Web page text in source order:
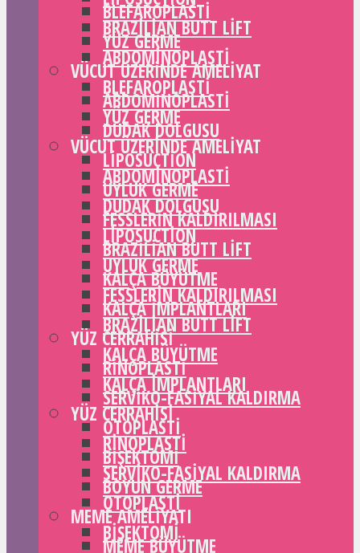
BLEFAROPLASTI
YÜZ GERME
VÜCUT ÜZERINDE AMELIYAT
ABDOMINOPLASTI
DUDAK DOLGUSU
LIPOSUCTION
UYLUK GERME
FESSLERIN KALDIRILMASI
BRAZILIAN BUTT LIFT
KALÇA BÜYÜTME
KALÇA IMPLANTLARI
YÜZ CERRAHISI
RINOPLASTI
SERVIKO-FASIYAL KALDIRMA
OTOPLASTI
BIŞEKTOMI
BOYUN GERME
MEME AMELIYATI
MEME BÜYÜTME
BRAZILIAN BUTT LIFT
ABDOMINOPLASTI
BLEFAROPLASTI
YÜZ GERME
VÜCUT ÜZERINDE AMELIYAT
ABDOMINOPLASTI
DUDAK DOLGUSU
LIPOSUCTION
UYLUK GERME
FESSLERIN KALDIRILMASI
BRAZILIAN BUTT LIFT
KALÇA BÜYÜTME
KALÇA IMPLANTLARI
YÜZ CERRAHISI
RINOPLASTI
SERVIKO-FASIYAL KALDIRMA
OTOPLASTI
BIŞEKTOMI